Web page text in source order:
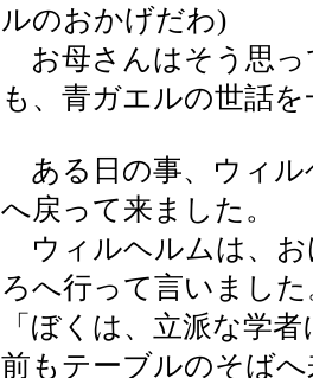
ルのおかげだわ)
お母さんはそう思っ
も、青ガエルの世話
ある日の事、ウィル
へ戻って来ました。
ウィルヘルムは、お
ろへ行って言いました
「ぼくは、立派な学
前もテーブルのそば